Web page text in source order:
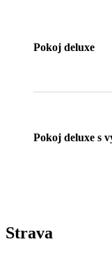
Pokoj deluxe
Pokoj deluxe s
Strava